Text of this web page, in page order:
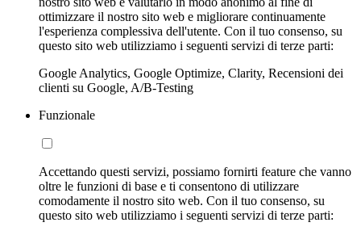
ottimizzare il nostro sito web e migliorare continuamente
l'esperienza complessiva dell'utente. Con il tuo consenso, su
questo sito web utilizziamo i seguenti servizi di terze parti:
Google Analytics, Google Optimize, Clarity, Recensioni dei
clienti su Google, A/B-Testing
Funzionale
Accettando questi servizi, possiamo fornirti feature che vanno
oltre le funzioni di base e ti consentono di utilizzare
comodamente il nostro sito web. Con il tuo consenso, su
questo sito web utilizziamo i seguenti servizi di terze parti: